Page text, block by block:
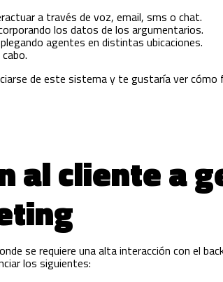
a través de voz, email, sms o chat.
los datos de los argumentarios.
agentes en distintas ubicaciones.
de este sistema y te gustaría ver cómo
al cliente a
se requiere una alta interacción con el
los siguientes: